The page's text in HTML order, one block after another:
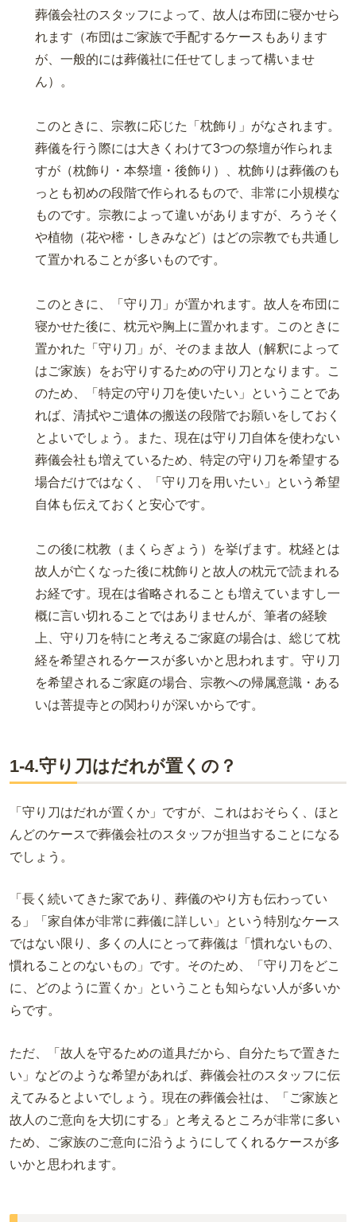
葬儀会社のスタッフによって、故人は布団に寝かせら
れます（布団はご家族で手配するケースもあります
が、一般的には葬儀社に任せてしまって構いませ
ん）。
このときに、宗教に応じた「枕飾り」がなされます。
葬儀を行う際には大きくわけて3つの祭壇が作られま
すが（枕飾り・本祭壇・後飾り）、枕飾りは葬儀のも
っとも初めの段階で作られるもので、非常に小規模な
ものです。宗教によって違いがありますが、ろうそく
や植物（花や樒・しきみなど）はどの宗教でも共通し
て置かれることが多いものです。
このときに、「守り刀」が置かれます。故人を布団に
寝かせた後に、枕元や胸上に置かれます。このときに
置かれた「守り刀」が、そのまま故人（解釈によって
はご家族）をお守りするための守り刀となります。こ
のため、「特定の守り刀を使いたい」ということであ
れば、清拭やご遺体の搬送の段階でお願いをしておく
とよいでしょう。また、現在は守り刀自体を使わない
葬儀会社も増えているため、特定の守り刀を希望する
場合だけではなく、「守り刀を用いたい」という希望
自体も伝えておくと安心です。
この後に枕教（まくらぎょう）を挙げます。枕経とは
故人が亡くなった後に枕飾りと故人の枕元で読まれる
お経です。現在は省略されることも増えていますし一
概に言い切れることではありませんが、筆者の経験
上、守り刀を特にと考えるご家庭の場合は、総じて枕
経を希望されるケースが多いかと思われます。守り刀
を希望されるご家庭の場合、宗教への帰属意識・ある
いは菩提寺との関わりが深いからです。
1-4.守り刀はだれが置くの？
「守り刀はだれが置くか」ですが、これはおそらく、ほと
んどのケースで葬儀会社のスタッフが担当することになる
でしょう。
「長く続いてきた家であり、葬儀のやり方も伝わってい
る」「家自体が非常に葬儀に詳しい」という特別なケース
ではない限り、多くの人にとって葬儀は「慣れないもの、
慣れることのないもの」です。そのため、「守り刀をどこ
に、どのように置くか」ということも知らない人が多いか
らです。
ただ、「故人を守るための道具だから、自分たちで置きた
い」などのような希望があれば、葬儀会社のスタッフに伝
えてみるとよいでしょう。現在の葬儀会社は、「ご家族と
故人のご意向を大切にする」と考えるところが非常に多い
ため、ご家族のご意向に沿うようにしてくれるケースが多
いかと思われます。